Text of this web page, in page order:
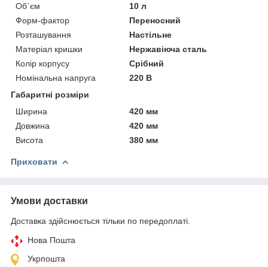
Об`єм
10 л
Форм-фактор
Переносний
Розташування
Настільне
Матеріал кришки
Нержавіюча сталь
Колір корпусу
Срібний
Номінальна напруга
220 В
Габаритні розміри
Ширина
420 мм
Довжина
420 мм
Висота
380 мм
Приховати
Умови доставки
Доставка здійснюється тільки по передоплаті.
Нова Пошта
Укрпошта